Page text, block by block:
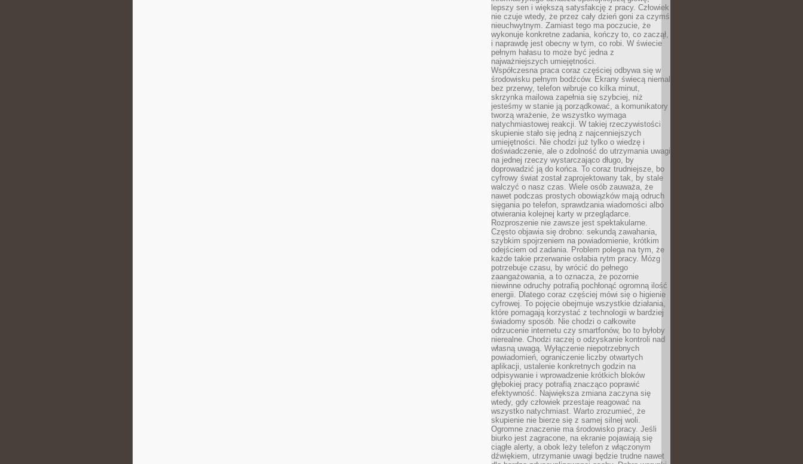
lepszy sen i większą satysfakcję z pracy. Człowiek
nie czuje wtedy, że przez cały dzień goni za czymś
nieuchwytnym. Zamiast tego ma poczucie, że
wykonuje konkretne zadania, kończy to, co zaczął,
i naprawdę jest obecny w tym, co robi. W świecie
pełnym hałasu to może być jedna z
najważniejszych umiejętności.
Współczesna praca coraz częściej odbywa się w
środowisku pełnym bodźców. Ekrany świecą niemal
bez przerwy, telefon wibruje co kilka minut,
skrzynka mailowa zapełnia się szybciej, niż
jesteśmy w stanie ją porządkować, a komunikatory
tworzą wrażenie, że wszystko wymaga
natychmiastowej reakcji. W takiej rzeczywistości
skupienie stało się jedną z najcenniejszych
umiejętności. Nie chodzi już tylko o wiedzę i
doświadczenie, ale o zdolność do utrzymania uwagi
na jednej rzeczy wystarczająco długo, by
doprowadzić ją do końca. To coraz trudniejsze, bo
cyfrowy świat został zaprojektowany tak, by stale
walczyć o nasz czas. Wiele osób zauważa, że
nawet podczas prostych obowiązków mają odruch
sięgania po telefon, sprawdzania wiadomości albo
otwierania kolejnej karty w przeglądarce.
Rozproszenie nie zawsze jest spektakularne.
Często objawia się drobno: sekundą zawahania,
szybkim spojrzeniem na powiadomienie, krótkim
odejściem od zadania. Problem polega na tym, że
każde takie przerwanie osłabia rytm pracy. Mózg
potrzebuje czasu, by wrócić do pełnego
zaangażowania, a to oznacza, że pozornie
niewinne odruchy potrafią pochłonąć ogromną ilość
energii. Dlatego coraz częściej mówi się o higienie
cyfrowej. To pojęcie obejmuje wszystkie działania,
które pomagają korzystać z technologii w bardziej
świadomy sposób. Nie chodzi o całkowite
odrzucenie internetu czy smartfonów, bo to byłoby
nierealne. Chodzi raczej o odzyskanie kontroli nad
własną uwagą. Wyłączenie niepotrzebnych
powiadomień, ograniczenie liczby otwartych
aplikacji, ustalenie konkretnych godzin na
odpisywanie i wprowadzenie krótkich bloków
głębokiej pracy potrafią znacząco poprawić
efektywność. Największa zmiana zaczyna się
wtedy, gdy człowiek przestaje reagować na
wszystko natychmiast. Warto zrozumieć, że
skupienie nie bierze się z samej silnej woli.
Ogromne znaczenie ma środowisko pracy. Jeśli
biurko jest zagracone, na ekranie pojawiają się
ciągłe alerty, a obok leży telefon z włączonym
dźwiękiem, utrzymanie uwagi będzie trudne nawet